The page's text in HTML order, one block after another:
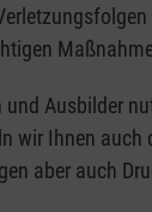
und Ausbilder
wir Ihnen
aber auch